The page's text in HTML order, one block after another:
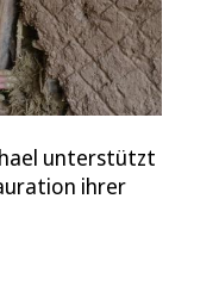
unterstützt
ihrer